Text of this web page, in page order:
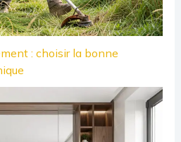
: choisir la bonne